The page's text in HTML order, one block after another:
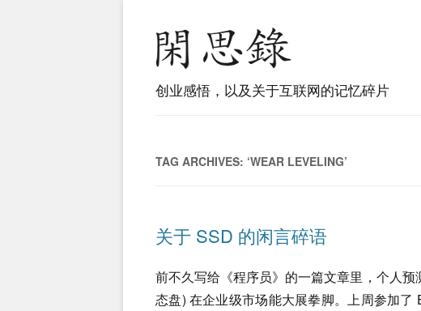
创业感悟，以及关于互联网的记忆碎片
TAG ARCHIVES: ‘WEAR LEVELING’
关于 SSD 的闲言碎语
前不久写给《程序员》的一篇文章里，个人
态盘) 在企业级市场能大展拳脚。上周参加了